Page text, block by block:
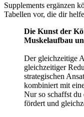
Supplements ergänzen
Tabellen vor, die dir
Die Kunst der
Muskelaufbau
Der gleichzeitige
gleichzeitiger
strategischen
kombiniert mit
Nur so schaffst du
fördert und